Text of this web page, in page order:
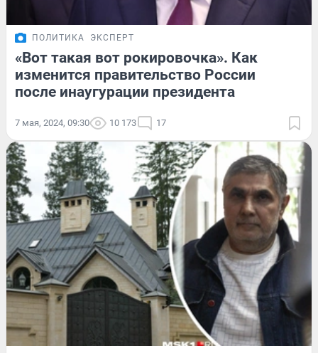
ПОЛИТИКА ЭКСПЕРТ
«Вот такая вот рокировочка». Как
изменится правительство России
после инаугурации президента
7 мая, 2024, 09:30 10 173 17